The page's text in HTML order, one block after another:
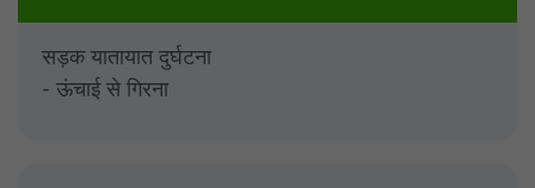
सड़क यातायात दुर्घटना
- ऊंचाई से गिरना